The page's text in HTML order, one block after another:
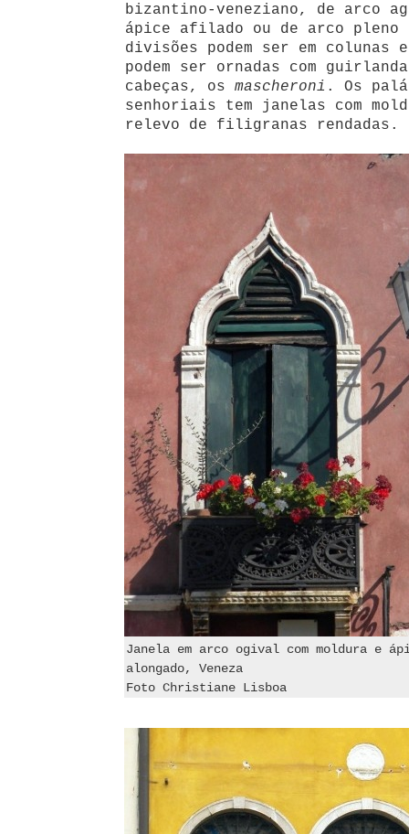
bizantino-veneziano, de arco
ápice afilado ou de arco pleno
divisões podem ser em colunas
podem ser ornadas com
cabeças, os mascheroni . Os
senhoriais tem janelas com
relevo de filigranas rendadas.
Janela em arco ogival com moldura e
alongado, Veneza
Foto Christiane Lisboa